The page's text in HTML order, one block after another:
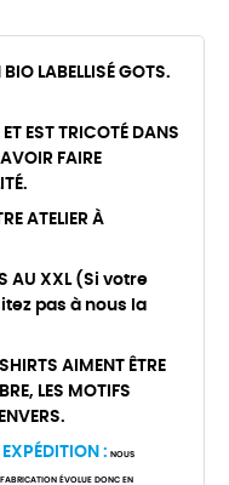
LABELLISÉ GOTS.
EST TRICOTÉ DANS
FAIRE
ATELIER À
AU XXL (Si votre
pas à nous la
AIMENT ÊTRE
LES MOTIFS
: NOUS
ÉVOLUE DONC EN